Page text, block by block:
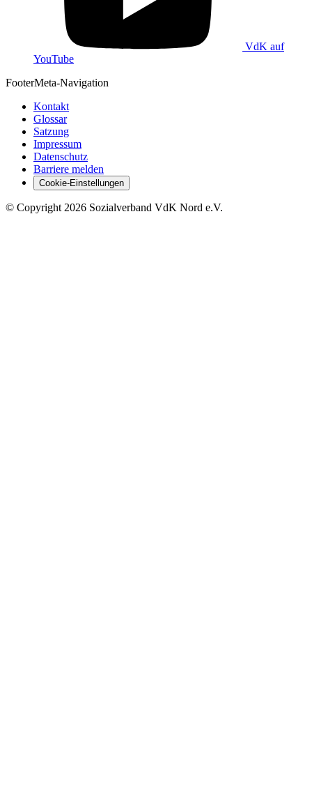
VdK auf
YouTube
FooterMeta-Navigation
Kontakt
Glossar
Satzung
Impressum
Datenschutz
Barriere melden
Cookie-Einstellungen
© Copyright 2026 Sozialverband VdK Nord e.V.